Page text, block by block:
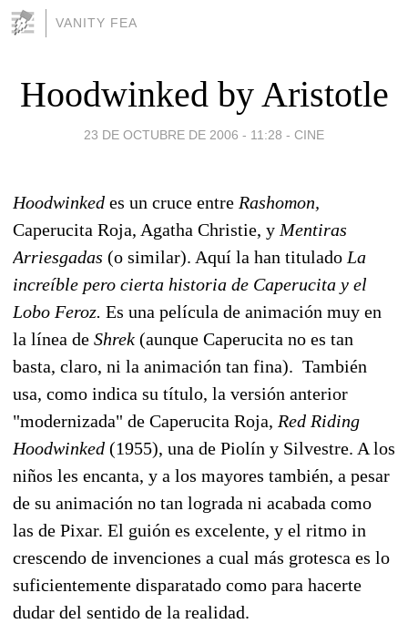
VANITY FEA
Hoodwinked by Aristotle
23 DE OCTUBRE DE 2006 - 11:28 - CINE
Hoodwinked es un cruce entre Rashomon,
Caperucita Roja, Agatha Christie, y Mentiras
Arriesgadas (o similar). Aquí la han titulado La
increíble pero cierta historia de Caperucita y el
Lobo Feroz. Es una película de animación muy en
la línea de Shrek (aunque Caperucita no es tan
basta, claro, ni la animación tan fina). También
usa, como indica su título, la versión anterior
"modernizada" de Caperucita Roja, Red Riding
Hoodwinked (1955), una de Piolín y Silvestre. A los
niños les encanta, y a los mayores también, a pesar
de su animación no tan lograda ni acabada como
las de Pixar. El guión es excelente, y el ritmo in
crescendo de invenciones a cual más grotesca es lo
suficientemente disparatado como para hacerte
dudar del sentido de la realidad.